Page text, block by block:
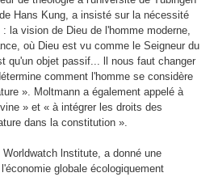
Hans Kung, a insisté sur la nécessité
la vision de Dieu de l'homme moderne,
où Dieu est vu comme le Seigneur du
qu'un objet passif... ll nous faut changer
comment l'homme se considère
». Moltmann a également appelé à
» et « à intégrer les droits des
dans la constitution ».
lnstitute, a donné une
globale écologiquement